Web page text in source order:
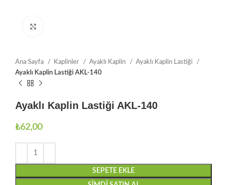
Ana Sayfa Kaplinler Ayaklı Kaplin
Ayaklı Kaplin Lastiği
Ayaklı Kaplin Lastiği AKL-140
Ayaklı Kaplin Lastiği AKL-140
₺62,00
SEPETE EKLE